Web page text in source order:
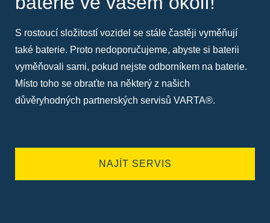
S rostoucí složitostí vozidel se stále častěji vyměňují
také baterie. Proto nedoporučujeme, abyste si baterii
vyměňovali sami, pokud nejste odborníkem na baterie.
Místo toho se obraťte na některý z našich
důvěryhodných partnerských servisů VARTA®.
NAJÍT SERVIS